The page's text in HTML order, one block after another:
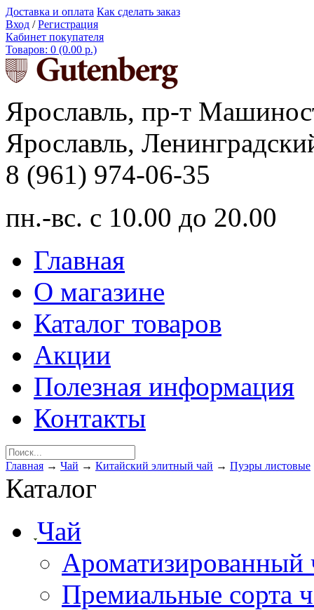
Доставка и оплата Как сделать заказ
Вход /Регистрация
Кабинет покупателя
Товаров: 0 (0.00 р.)
Ярославль, пр-т
Ярославль,
8 (961) 974-06-35
пн.-вс. с 10.00 до 20.00
Главная
О магазине
Каталог товаров
Акции
Полезная информация
Контакты
Главная → Чай → Китайский элитный чай → Пуэры листовые
Каталог
Чай
Ароматизированный
Премиальные сорта